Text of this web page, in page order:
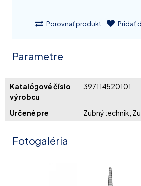
Porovnať produkt Pridať
Parametre
Katalógové číslo
výrobcu
397114520101
Určené pre Zubný technik,
Fotogaléria